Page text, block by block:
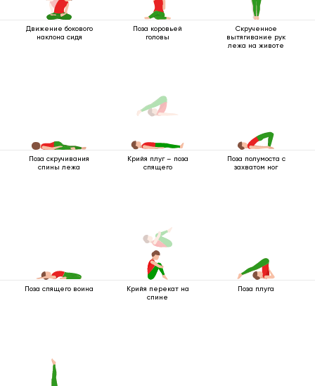
Движение бокового
наклона сидя
Поза коровьей
головы
Скрученное
вытягивание рук
лежа на животе
Поза скручивания
спины лежа
Крийя плуг – поза
спящего
Поза полумоста с
захватом ног
Поза спящего воина
Крийя перекат на
спине
Поза плуга